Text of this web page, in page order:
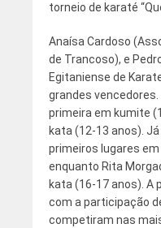
torneio de karaté
Anaísa Cardoso
de Trancoso), e
Egitaniense de
grandes
primeira em kumite
kata (12-13 anos).
primeiros lugares
enquanto Rita
kata (16-17 anos). A
com a participação
competiram nas